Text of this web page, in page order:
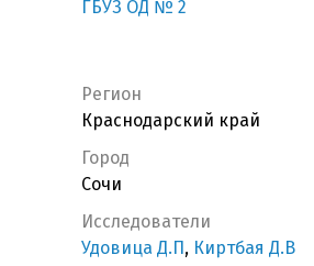
ГБУЗ ОД № 2
Регион
Краснодарский край
Город
Сочи
Исследователи
Удовица Д.П , Киртбая Д.В